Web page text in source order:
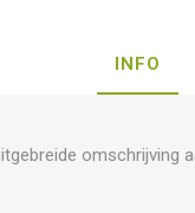
INFO
omschrijving